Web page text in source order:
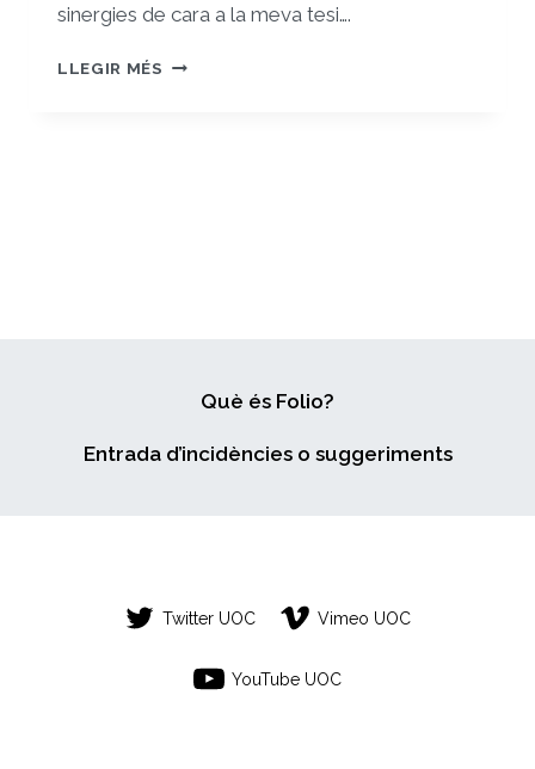
sinergies de cara a la meva tesi….
LLEGIR MÉS FES-
Què és Folio?
Entrada d’incidències o suggeriments
Twitter UOC Vimeo UOC
YouTube UOC